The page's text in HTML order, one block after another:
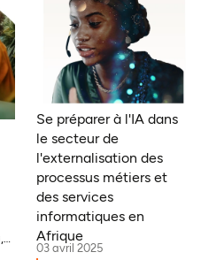
Se préparer à l'IA dans
le secteur de
l'externalisation des
processus métiers et
des services
informatiques en
Afrique
03 avril 2025